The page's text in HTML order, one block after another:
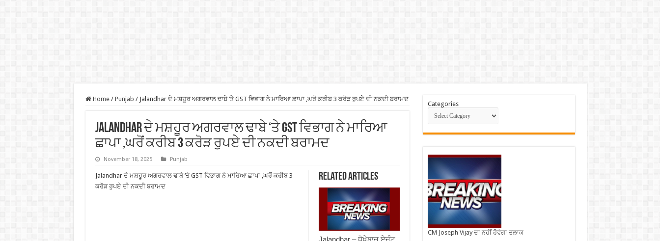
Home / Punjab / Jalandhar ਦੇ ਮਸ਼ਹੂਰ ਅਗਰਵਾਲ ਢਾਬੇ ‘ਤੇ GST ਵਿਭਾਗ ਨੇ ਮਾਰਿਆ ਛਾਪਾ ,ਘਰੋਂ ਕਰੀਬ 3 ਕਰੋੜ ਰੁਪਏ ਦੀ ਨਕਦੀ ਬਰਾਮਦ
Jalandhar ਦੇ ਮਸ਼ਹੂਰ ਅਗਰਵਾਲ ਢਾਬੇ ‘ਤੇ GST ਵਿਭਾਗ ਨੇ ਮਾਰਿਆ
ਛਾਪਾ ,ਘਰੋਂ ਕਰੀਬ 3 ਕਰੋੜ ਰੁਪਏ ਦੀ ਨਕਦੀ ਬਰਾਮਦ
November 18, 2025 Punjab
Related Articles
Jalandhar – ਧੋਖੇਬਾਜ਼ ਏਜੰਟ
Jalandhar ਦੇ ਮਸ਼ਹੂਰ ਅਗਰਵਾਲ ਢਾਬੇ ‘ਤੇ GST ਵਿਭਾਗ ਨੇ ਮਾਰਿਆ ਛਾਪਾ ,ਘਰੋਂ ਕਰੀਬ 3
ਕਰੋੜ ਰੁਪਏ ਦੀ ਨਕਦੀ ਬਰਾਮਦ
Categories
CM Joseph Vijay ਦਾ ਨਹੀਂ ਹੋਵੇਗਾ ਤਲਾਕ